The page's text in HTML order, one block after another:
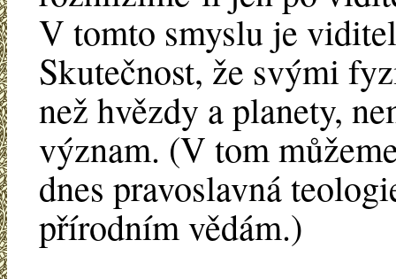
V tomto smyslu je
Skutečnost, že svými
než hvězdy a planety,
význam. (V tom
dnes pravoslavná
přírodním vědám.)